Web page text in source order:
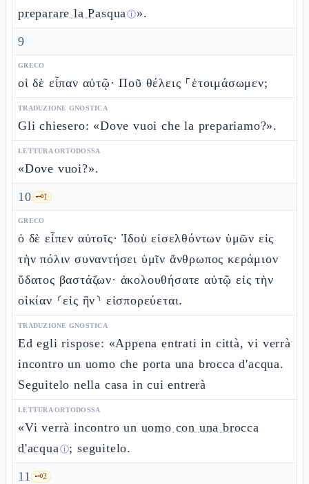
preparare la Pasquaⓘ».
9
GRECO
οἱ δὲ εἶπαν αὐτῷ· Ποῦ θέλεις ⸀ἑτοιμάσωμεν;
TRADUZIONE GNOSTICA
Gli chiesero: «Dove vuoi che la prepariamo?».
LETTURA ORTODOSSA
«Dove vuoi?».
10 🗝️1
GRECO
ὁ δὲ εἶπεν αὐτοῖς· Ἰδοὺ εἰσελθόντων ὑμῶν εἰς
τὴν πόλιν συναντήσει ὑμῖν ἄνθρωπος κεράμιον
ὕδατος βαστάζων· ἀκολουθήσατε αὐτῷ εἰς τὴν
οἰκίαν ⸂εἰς ἣν⸃ εἰσπορεύεται.
TRADUZIONE GNOSTICA
Ed egli rispose: «Appena entrati in città, vi verrà
incontro un uomo che porta una brocca d'acqua.
Seguitelo nella casa in cui entrerà
LETTURA ORTODOSSA
«Vi verrà incontro un uomo con una brocca
d'acquaⓘ; seguitelo.
11 🗝️2